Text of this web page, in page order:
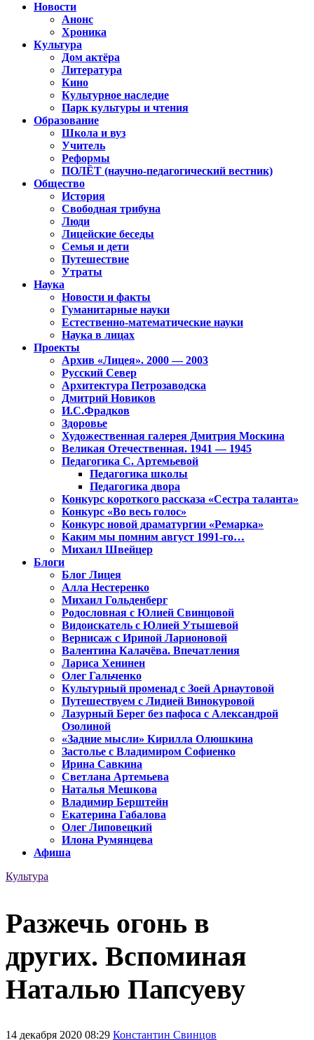
Новости
Анонс
Хроника
Культура
Дом актёра
Литература
Кино
Культурное наследие
Парк культуры и чтения
Образование
Школа и вуз
Учитель
Реформы
ПОЛЁТ (научно-педагогический вестник)
Общество
История
Свободная трибуна
Люди
Лицейские беседы
Семья и дети
Путешествие
Утраты
Наука
Новости и факты
Гуманитарные науки
Естественно-математические науки
Наука в лицах
Проекты
Архив «Лицея». 2000 — 2003
Русский Север
Архитектура Петрозаводска
Дмитрий Новиков
И.С.Фрадков
Здоровье
Художественная галерея Дмитрия Москина
Великая Отечественная. 1941 — 1945
Педагогика С. Артемьевой
Педагогика школы
Педагогика двора
Конкурс короткого рассказа «Сестра таланта»
Конкурс «Во весь голос»
Конкурс новой драматургии «Ремарка»
Каким мы помним август 1991-го…
Михаил Швейцер
Блоги
Блог Лицея
Алла Нестеренко
Михаил Гольденберг
Родословная с Юлией Свинцовой
Видоискатель с Юлией Утышевой
Вернисаж с Ириной Ларионовой
Валентина Калачёва. Впечатления
Лариса Хенинен
Олег Гальченко
Культурный променад с Зоей Арнаутовой
Путешествуем с Лидией Винокуровой
Лазурный Берег без пафоса с Александрой
Озолиной
«Задние мысли» Кирилла Олюшкина
Застолье с Владимиром Софиенко
Ирина Савкина
Светлана Артемьева
Наталья Мешкова
Владимир Берштейн
Екатерина Габалова
Олег Липовецкий
Илона Румянцева
Афиша
Культура
Разжечь огонь в
других. Вспоминая
Наталью Папсуеву
14 декабря 2020 08:29 Константин Свинцов